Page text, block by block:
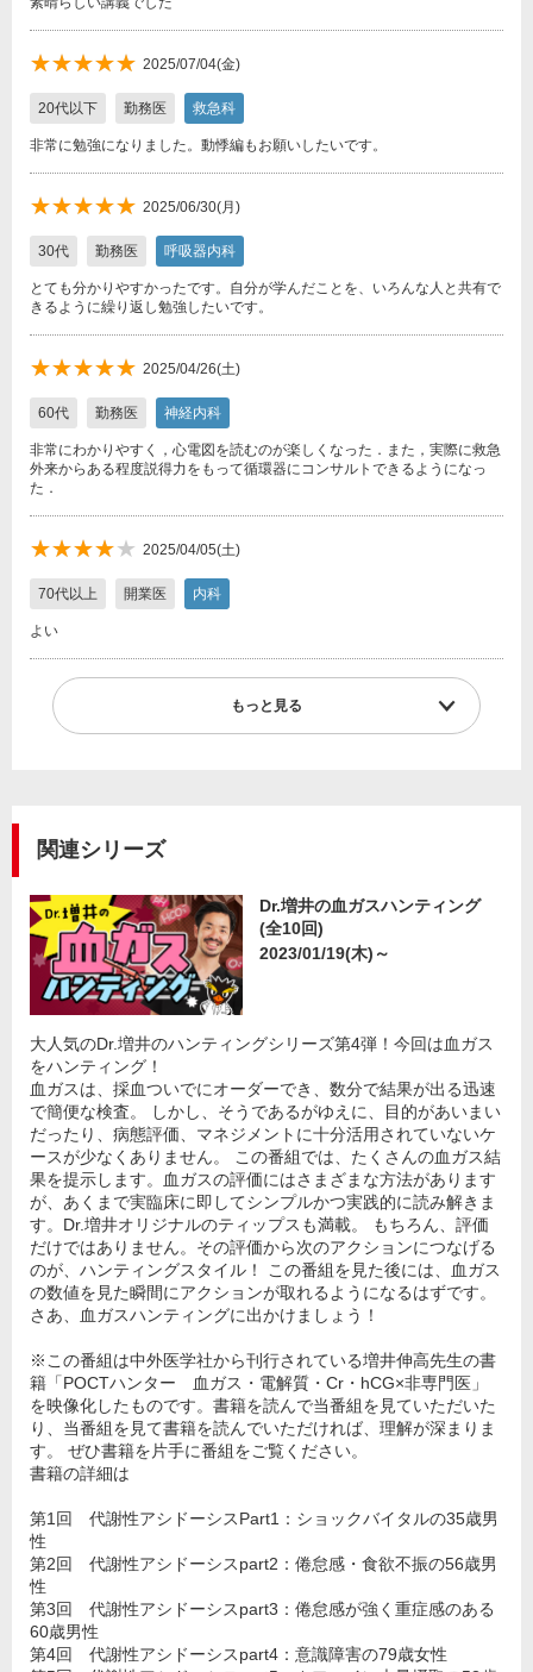
★★★★★
★★★★★ 2025/07/04(金)
20代以下 勤務医 救急科
非常に勉強になりました。動悸編もお願いしたいです。
★★★★★
★★★★★ 2025/06/30(月)
30代 勤務医 呼吸器内科
とても分かりやすかったです。自分が学んだことを、いろんな人と共有で
きるように繰り返し勉強したいです。
★★★★★
★★★★★ 2025/04/26(土)
60代 勤務医 神経内科
非常にわかりやすく，心電図を読むのが楽しくなった．また，実際に救急
外来からある程度説得力をもって循環器にコンサルトできるようになっ
た．
★★★★
★
★★★★★ 2025/04/05(土)
70代以上 開業医 内科
よい
もっと見る
関連シリーズ
Dr.増井の血ガスハンティング
(全10回)
2023/01/19(木)～
大人気のDr.増井のハンティングシリーズ第4弾！今回は血ガス
をハンティング！
血ガスは、採血ついでにオーダーでき、数分で結果が出る迅速
で簡便な検査。 しかし、そうであるがゆえに、目的があいまい
だったり、病態評価、マネジメントに十分活用されていないケ
ースが少なくありません。 この番組では、たくさんの血ガス結
果を提示します。血ガスの評価にはさまざまな方法があります
が、あくまで実臨床に即してシンプルかつ実践的に読み解きま
す。Dr.増井オリジナルのティップスも満載。 もちろん、評価
だけではありません。その評価から次のアクションにつなげる
のが、ハンティングスタイル！ この番組を見た後には、血ガス
の数値を見た瞬間にアクションが取れるようになるはずです。
さあ、血ガスハンティングに出かけましょう！
※この番組は中外医学社から刊行されている増井伸高先生の書
籍「POCTハンター 血ガス・電解質・Cr・hCG×非専門医」
を映像化したものです。書籍を読んで当番組を見ていただいた
り、当番組を見て書籍を読んでいただければ、理解が深まりま
す。 ぜひ書籍を片手に番組をご覧ください。
書籍の詳細は
第1回 代謝性アシドーシスPart1：ショックバイタルの35歳男
性
第2回 代謝性アシドーシスpart2：倦怠感・食欲不振の56歳男
性
第3回 代謝性アシドーシスpart3：倦怠感が強く重症感のある
60歳男性
第4回 代謝性アシドーシスpart4：意識障害の79歳女性